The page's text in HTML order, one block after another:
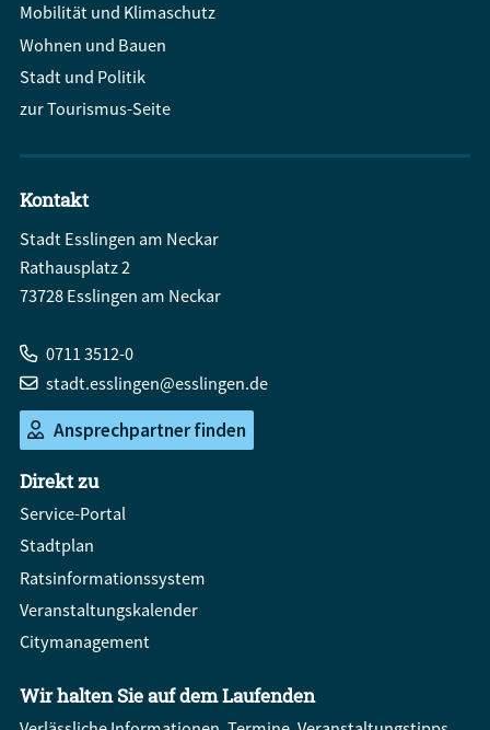
Mobilität und Klimaschutz
Wohnen und Bauen
Stadt und Politik
zur Tourismus-Seite
Kontakt
Stadt Esslingen am Neckar
Rathausplatz 2
73728 Esslingen am Neckar
0711 3512-0
stadt.esslingen@esslingen.de
Ansprechpartner finden
Direkt zu
Service-Portal
Stadtplan
Ratsinformationssystem
Veranstaltungskalender
Citymanagement
Wir halten Sie auf dem Laufenden